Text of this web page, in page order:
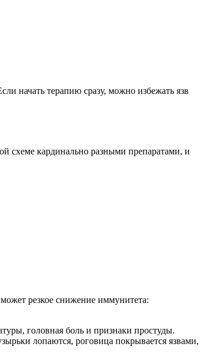
начать терапию сразу, можно избежать язв
схеме кардинально разными препаратами, и
резкое снижение иммунитета:
головная боль и признаки простуды.
лопаются, роговица покрывается язвами,